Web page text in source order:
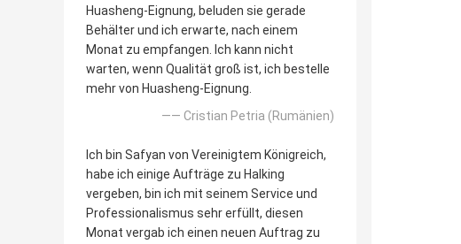
Huasheng-Eignung, beluden sie gerade
Behälter und ich erwarte, nach einem
Monat zu empfangen. Ich kann nicht
warten, wenn Qualität groß ist, ich bestelle
mehr von Huasheng-Eignung.
—— Cristian Petria (Rumänien)
Ich bin Safyan von Vereinigtem Königreich,
habe ich einige Aufträge zu Halking
vergeben, bin ich mit seinem Service und
Professionalismus sehr erfüllt, diesen
Monat vergab ich einen neuen Auftrag zu